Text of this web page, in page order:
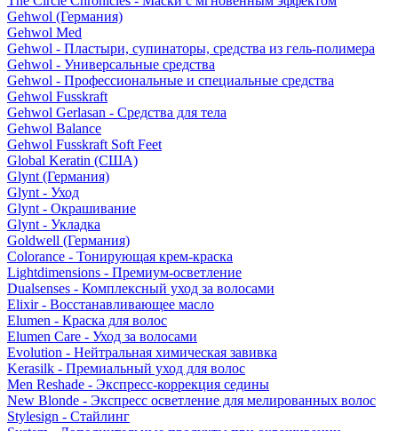
Gehwol (Германия)
Gehwol Med
Gehwol - Пластыри, супинаторы, средства из гель-полимера
Gehwol - Универсальные средства
Gehwol - Профессиональные и специальные средства
Gehwol Fusskraft
Gehwol Gerlasan - Средства для тела
Gehwol Balance
Gehwol Fusskraft Soft Feet
Global Keratin (США)
Glynt (Германия)
Glynt - Уход
Glynt - Окрашивание
Glynt - Укладка
Goldwell (Германия)
Colorance - Тонирующая крем-краска
Lightdimensions - Премиум-осветление
Dualsenses - Комплексный уход за волосами
Elixir - Восстанавливающее масло
Elumen - Краска для волос
Elumen Care - Уход за волосами
Evolution - Нейтральная химическая завивка
Kerasilk - Премиальный уход для волос
Men Reshade - Экспресс-коррекция седины
New Blonde - Экспресс осветление для мелированных волос
Stylesign - Стайлинг